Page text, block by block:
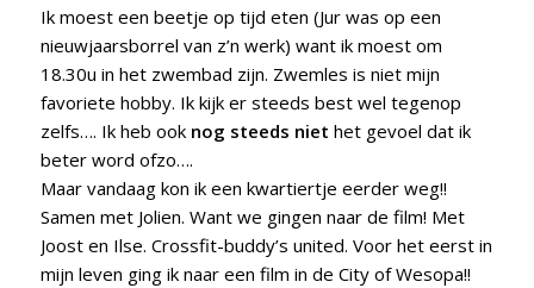
Ik moest een beetje op tijd eten (Jur was op een
nieuwjaarsborrel van z’n werk) want ik moest om
18.30u in het zwembad zijn. Zwemles is niet mijn
favoriete hobby. Ik kijk er steeds best wel tegenop
zelfs…. Ik heb ook nog steeds niet het gevoel dat ik
beter word ofzo….
Maar vandaag kon ik een kwartiertje eerder weg!!
Samen met Jolien. Want we gingen naar de film! Met
Joost en Ilse. Crossfit-buddy’s united. Voor het eerst in
mijn leven ging ik naar een film in de City of Wesopa!!